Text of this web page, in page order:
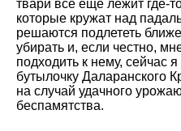
твари всё ещё лежит где-
которые кружат над
решаются подлететь
убирать и, если честно,
подходить к нему, сейчас
бутылочку Даларанского
на случай удачного
беспамятства.